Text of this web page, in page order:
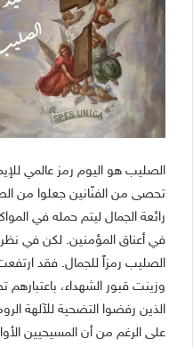
الصليب هو اليوم رمز عالمي
تحصى من الفنّانين جعلوا من
رائعة الجمال ليتم حمله في
في أعناق المؤمنين. لكن في نظر
الصليب رمزاً للجمال. فقد
وزينت قبور الشهداء،
الذين رفضوا التضحية للآلهة
على الرغم من أن المسيحيين